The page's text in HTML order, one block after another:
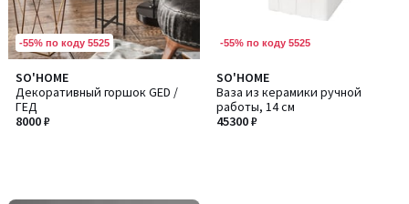
-55% по коду 5525
SO'HOME
Декоративный горшок GED /
ГЕД
8000 ₽
-55% по коду 5525
SO'HOME
Ваза из керамики ручной
работы, 14 см
45300 ₽